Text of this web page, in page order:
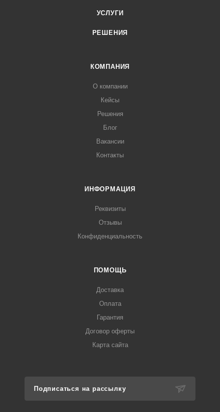
УСЛУГИ
РЕШЕНИЯ
КОМПАНИЯ
О компании
Кейсы
Решения
Блог
Вакансии
Контакты
ИНФОРМАЦИЯ
Реквизиты
Отзывы
Конфиденциальность
ПОМОЩЬ
Доставка
Оплата
Гарантия
Договор оферты
Карта сайта
Подписаться на рассылку